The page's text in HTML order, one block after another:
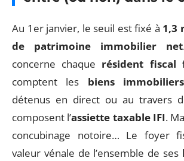
Au 1er janvier, le seuil est fixé à 1,3
de patrimoine immobilier net
concerne chaque résident fiscal
comptent les biens immobiliers
détenus en direct ou au travers
composent l’assiette taxable IFI.
concubinage notoire… Le foyer
valeur vénale de l’ensemble de ses